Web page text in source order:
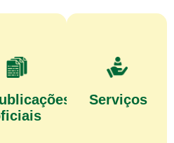
Serviços